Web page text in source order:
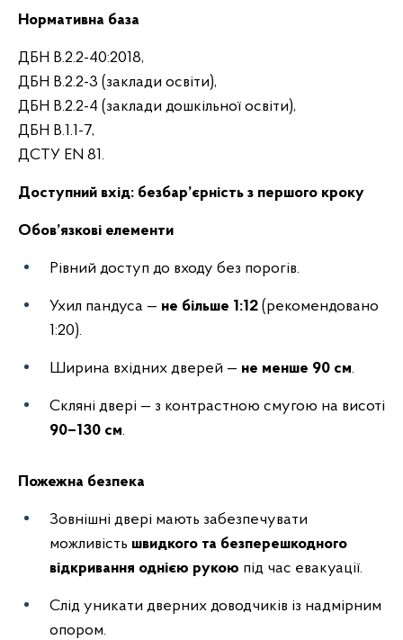
Нормативна база
ДБН В.2.2-40:2018,
ДБН В.2.2-3 (заклади освіти),
ДБН В.2.2-4 (заклади дошкільної освіти),
ДБН В.1.1-7,
ДСТУ EN 81.
Доступний вхід: безбар’єрність з першого кроку
Обов’язкові елементи
Рівний доступ до входу без порогів.
Ухил пандуса — не більше 1:12 (рекомендовано
1:20).
Ширина вхідних дверей — не менше 90 см.
Скляні двері — з контрастною смугою на висоті
90–130 см.
Пожежна безпека
Зовнішні двері мають забезпечувати
можливість швидкого та безперешкодного
відкривання однією рукою під час евакуації.
Слід уникати дверних доводчиків із надмірним
опором.